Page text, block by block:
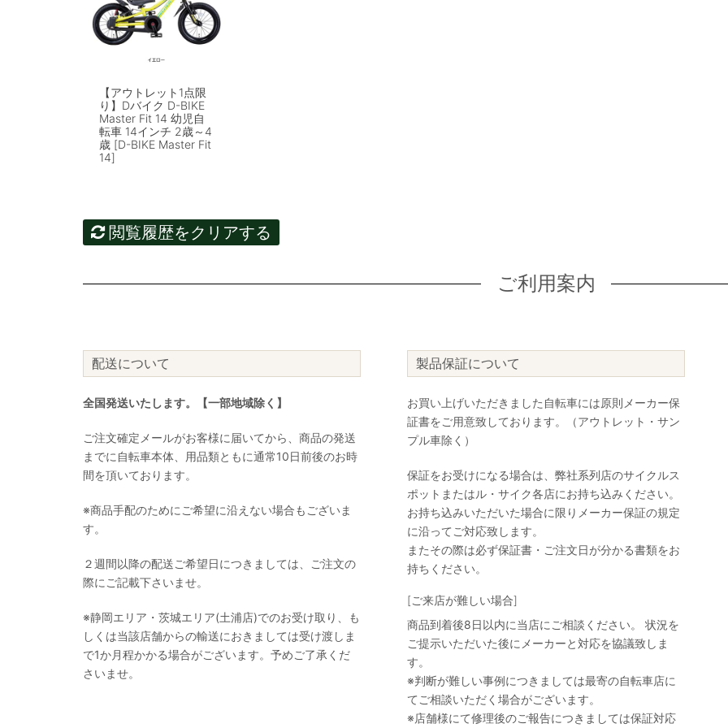
【アウトレット1点限
り】Dバイク D-BIKE
Master Fit 14 幼児自
転車 14インチ 2歳～4
歳 [D-BIKE Master Fit
14]
閲覧履歴をクリアする
ご利用案内
配送について
全国発送いたします。【一部地域除く】
ご注文確定メールがお客様に届いてから、商品の発送
までに自転車本体、用品類ともに通常10日前後のお時
間を頂いております。
※商品手配のためにご希望に沿えない場合もございま
す。
２週間以降の配送ご希望日につきましては、ご注文の
際にご記載下さいませ。
※静岡エリア・茨城エリア(土浦店)でのお受け取り、も
しくは当該店舗からの輸送におきましては受け渡しま
で1か月程かかる場合がございます。予めご了承くだ
さいませ。
製品保証について
お買い上げいただきました自転車には原則メーカー保
証書をご用意致しております。（アウトレット・サン
プル車除く）
保証をお受けになる場合は、弊社系列店のサイクルス
ポットまたはル・サイク各店にお持ち込みください。
お持ち込みいただいた場合に限りメーカー保証の規定
に沿ってご対応致します。
またその際は必ず保証書・ご注文日が分かる書類をお
持ちください。
[ご来店が難しい場合]
商品到着後8日以内に当店にご相談ください。 状況を
ご提示いただいた後にメーカーと対応を協議致しま
す。
※判断が難しい事例につきましては最寄の自転車店に
てご相談いただく場合がございます。
※店舗様にて修理後のご報告につきましては保証対応